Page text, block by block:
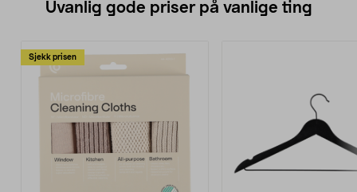
Uvanlig gode priser på vanlige ting
Sjekk prisen